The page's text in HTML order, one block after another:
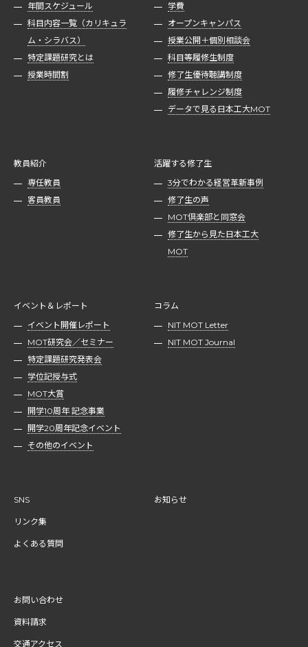
年間スケジュール
科目内容一覧（カリキュラ
ム・シラバス）
特定課題研究とは
授業時間割
学費
オープンキャンパス
授業公開＋個別相談会
科目等履修生制度
修了生優待聴講制度
履修チャレンジ制度
データで見る日本工大MOT
教員紹介
専任教員
客員教員
活躍する修了生
3分でわかる経営革新事例
修了生の声
MOT倶楽部と同窓会
修了生から見た日本工大
MOT
イベント＆レポート
イベント開催レポート
MOT研究会／セミナー
特定課題研究発表会
学位記授与式
MOT大賞
開学10周年 記念事業
開学20周年記念イベント
その他のイベント
コラム
NIT MOT Letter
NIT MOT Journal
SNS
リンク集
よくある質問
お知らせ
お問い合わせ
資料請求
交通アクセス